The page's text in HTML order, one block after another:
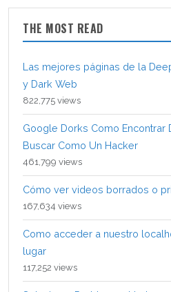
THE MOST READ
Las mejores páginas de la
y Dark Web
822,775 views
Google Dorks Como Encontrar
Buscar Como Un Hacker
461,799 views
Cómo ver videos borrados o
167,634 views
Como acceder a nuestro
lugar
117,252 views